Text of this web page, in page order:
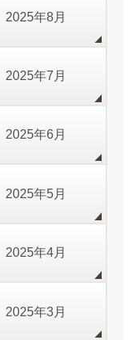
2025年8月
2025年7月
2025年6月
2025年5月
2025年4月
2025年3月